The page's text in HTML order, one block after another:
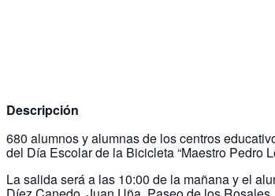
Descripción
680 alumnos y alumnas de los centros
del Día Escolar de la Bicicleta “Maestro Pedro
La salida será a las 10:00 de la mañana y el